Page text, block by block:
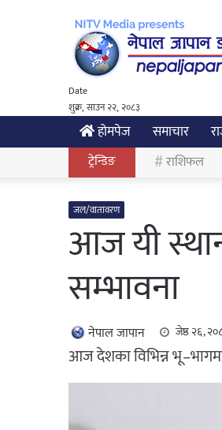
Date
शुक्र, साउन २२, २०८३
होमपेज समाचार
ट्रेन्डिङ राशिफल
जल/वातावरण
आज यी
सम्भावना
नेपाल जापान जेष्ठ २६,
आज देशका विभिन्न